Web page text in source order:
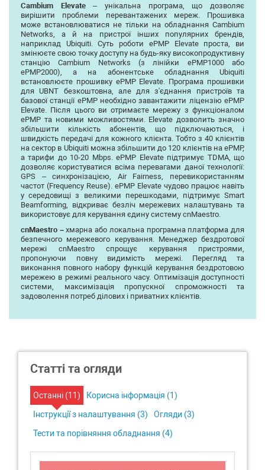
Cambium Elevate– унікальна програма, що дозволяє
вирішити проблеми перевантажених мереж. Прошивка
може встановлюватися не тільки на обладнання Cambium
Networks, а й на пристрої інших популярних брендів,
наприклад Ubiquiti. Суть роботи ePMP Elevate проста, ви
змінюєте свою точку доступу на будь-яку високопродуктивну
станцію Cambium Networks (з лінійки ePMP1000 або
ePMP2000), а на абонентське обладнання Ubiquiti
встановлюєте прошивку ePMP Elevate. Програма прошивки
для UBNT безкоштовна, але для з'єднання пристроїв та
базової станції ePMP необхідно завантажити ліцензію ePMP
Elevate. Після цього ви отримаєте мережу з функціоналом
ePMP та новими можливостями. Elevate дозволить значно
збільшити кількість абонентів, що підключаються, і
швидкість передачі для кожного клієнта. Тобто з 40 клієнтів
на сектор в Ubiquiti можна збільшити до 120 клієнтів на ePMP,
а тарифи до 10-20 Mbps. ePMP Elevate підтримує TDMA, що
дозволяє користуватися всіма перевагами даної технології:
GPS – синхронізацією, Air Fairness, перевикористанням
частот (Frequency Reuse). ePMP Elevate чудово працює навіть
у середовищі з великими перешкодами, підтримує Smart
Beamforming, відкриває безліч мережевих налаштувань та
використовує для керування єдину систему cnMaestro.
cnMaestro –хмарна або локальна програмна платформа для
безпечного мережевого керування. Менеджер бездротової
мережі cnMaestro спрощує керування пристроями,
пропонуючи повну видимість мережі. Перегляд та
виконання повного набору функцій керування бездротовою
мережею в режимі реального часу. Оптимізація доступності
системи, максимізація пропускної спроможності та
задоволення потреб ділових і приватних клієнтів.
Статті та огляди
Останні (11) Корисна інформація (1)
Інструкції з налаштування (3) Огляди (3)
Тести та порівняння обладнання (4)